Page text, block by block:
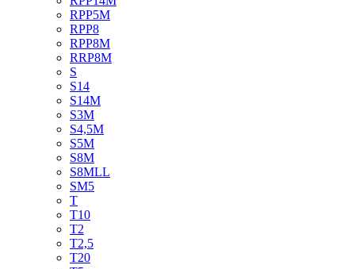
RPP5M
RPP8
RPP8M
RRP8M
S
S14
S14M
S3M
S4,5M
S5M
S8M
S8MLL
SM5
T
T10
T2
T2,5
T20